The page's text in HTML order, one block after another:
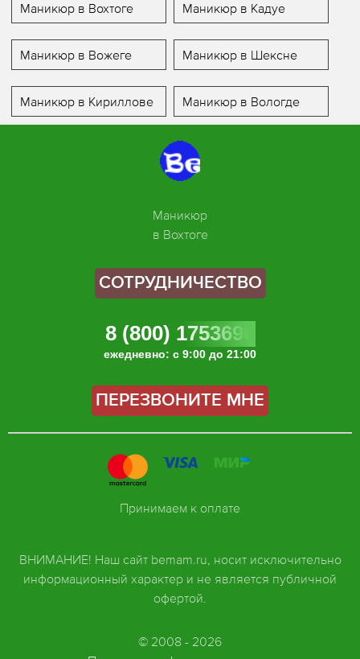
Маникюр в Вохтоге Маникюр в Кадуе
Маникюр в Вожеге Маникюр в Шексне
Маникюр в Кириллове Маникюр в Вологде
Маникюр
в Вохтоге
СОТРУДНИЧЕСТВО
8 (800) 1753696
ежедневно: с 9:00 до 21:00
ПЕРЕЗВОНИТЕ МНЕ
ВНИМАНИЕ! Наш сайт bemam.ru, носит исключительно
информационный характер и не является публичной
офертой.
© 2008 - 2026
Принимаем к оплате